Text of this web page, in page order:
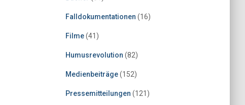
Falldokumentationen (16)
Filme(41)
Humusrevolution (82)
Medienbeiträge(152)
Pressemitteilungen (121)